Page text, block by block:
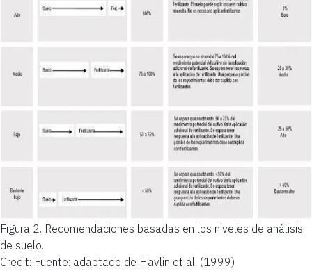
Figura 2. Recomendaciones basadas en los niveles de análisis
de suelo.
Credit: Fuente: adaptado de Havlin et al. (1999)